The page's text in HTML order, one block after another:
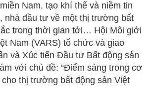
Nam, tạo khí thế và niềm tin
nhà đầu tư về một thị trường bất
trong thời gian tới… Hội Môi giới
Nam (VARS) tổ chức và giao
và Xúc tiến Đầu tư Bất động sản
với chủ đề: “Điểm sáng trong cơ
thị trường bất động sản Việt